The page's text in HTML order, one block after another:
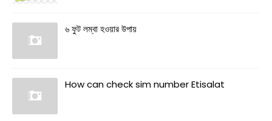
৬ ফুট লম্বা হওয়ার উপায়
How can check sim number Etisalat